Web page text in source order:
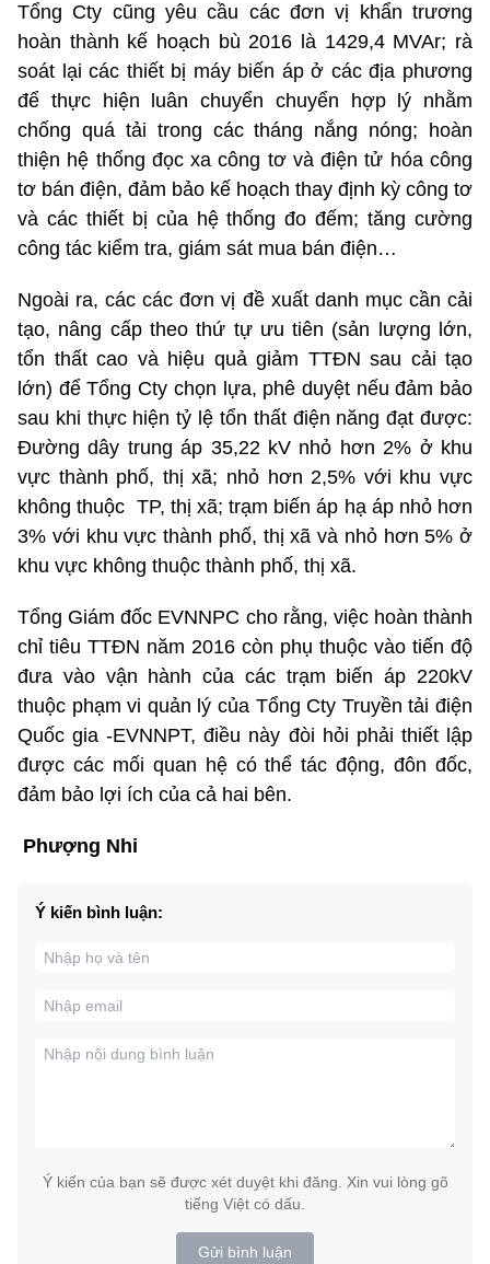
Tổng Cty cũng yêu cầu các đơn vị khẩn trương
hoàn thành kế hoạch bù 2016 là 1429,4 MVAr; rà
soát lại các thiết bị máy biến áp ở các địa phương
để thực hiện luân chuyển chuyển hợp lý nhằm
chống quá tải trong các tháng nắng nóng; hoàn
thiện hệ thống đọc xa công tơ và điện tử hóa công
tơ bán điện, đảm bảo kế hoạch thay định kỳ công tơ
và các thiết bị của hệ thống đo đếm; tăng cường
công tác kiểm tra, giám sát mua bán điện…
Ngoài ra, các các đơn vị đề xuất danh mục cần cải
tạo, nâng cấp theo thứ tự ưu tiên (sản lượng lớn,
tổn thất cao và hiệu quả giảm TTĐN sau cải tạo
lớn) để Tổng Cty chọn lựa, phê duyệt nếu đảm bảo
sau khi thực hiện tỷ lệ tổn thất điện năng đạt được:
Đường dây trung áp 35,22 kV nhỏ hơn 2% ở khu
vực thành phố, thị xã; nhỏ hơn 2,5% với khu vực
không thuộc TP, thị xã; trạm biến áp hạ áp nhỏ hơn
3% với khu vực thành phố, thị xã và nhỏ hơn 5% ở
khu vực không thuộc thành phố, thị xã.
Tổng Giám đốc EVNNPC cho rằng, việc hoàn thành
chỉ tiêu TTĐN năm 2016 còn phụ thuộc vào tiến độ
đưa vào vận hành của các trạm biến áp 220kV
thuộc phạm vi quản lý của Tổng Cty Truyền tải điện
Quốc gia -EVNNPT, điều này đòi hỏi phải thiết lập
được các mối quan hệ có thể tác động, đôn đốc,
đảm bảo lợi ích của cả hai bên.
Phượng Nhi
Ý kiến bình luận:
Ý kiến của bạn sẽ được xét duyệt khi đăng. Xin vui lòng gõ
tiếng Việt có dấu.
Gửi bình luận